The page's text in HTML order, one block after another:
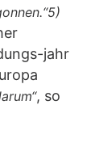
jahr
, so